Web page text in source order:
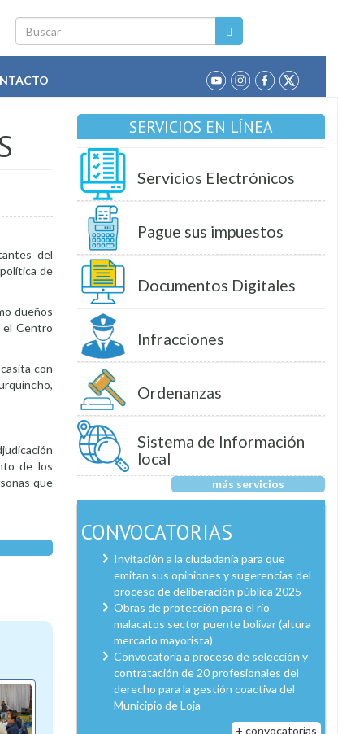
Buscar
del
de
dueños
el Centro
con
de los
que
SERVICIOS EN LÍNEA
Servicios Electrónicos
Pague sus impuestos
Documentos Digitales
Infracciones
Ordenanzas
Sistema de Información
local
más servicios
CONVOCATORIAS
Invitación a la ciudadanía para que
emitan sus opiniones y sugerencias del
proceso de deliberación pública 2025
Obras de protección para el río
malacatos sector puente bolívar (altura
mercado mayorista)
Convocatoria a proceso de selección y
contratación de 20 profesionales del
derecho para la gestión coactiva del
Municipio de Loja
+ convocatorias